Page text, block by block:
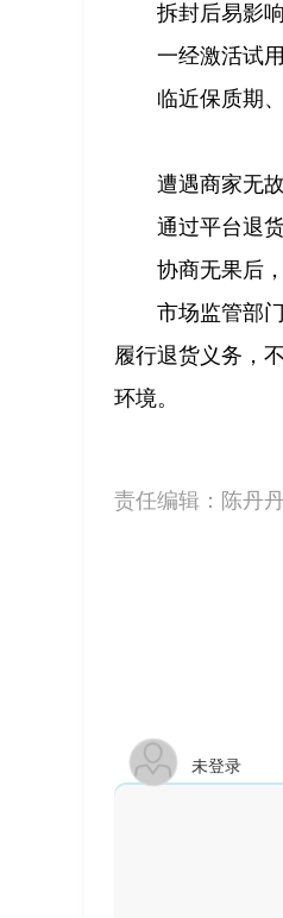
拆封后易影
一经激活试
临近保质期
遭遇商家无
通过平台退
协商无果后
市场监管部
履行退货义务，
环境。
责任编辑： 陈丹
未登录